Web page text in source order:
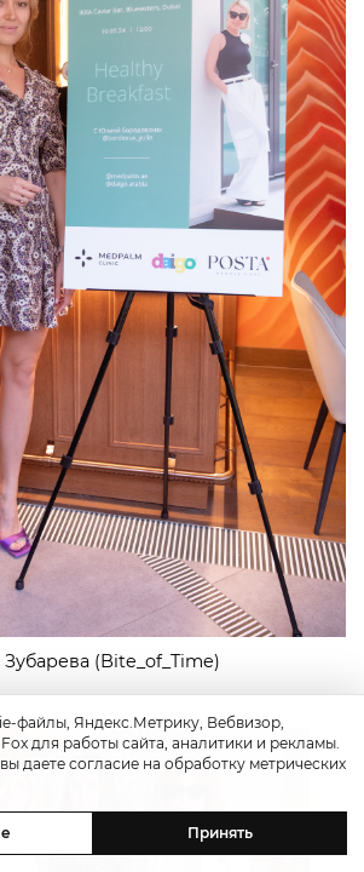
(Bite_of_Time)
файлы, Яндекс.Метрику, Вебвизор,
для работы сайта, аналитики и рекламы.
даете согласие на обработку метрических
Принять